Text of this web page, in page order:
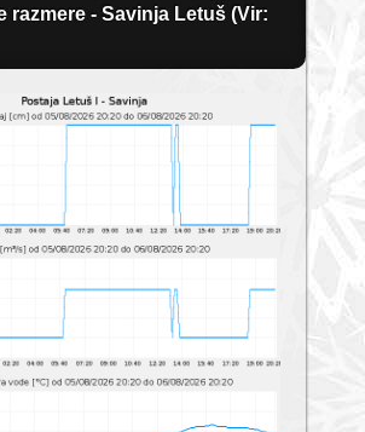
razmere - Savinja Letuš (Vir: